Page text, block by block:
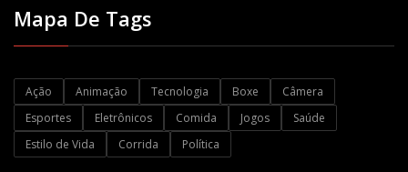
Mapa De Tags
Ação Animação Tecnologia Boxe
Câmera
Esportes
Eletrônicos Comida Jogos
Saúde
Estilo de Vida
Corrida Política